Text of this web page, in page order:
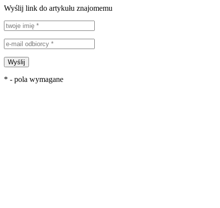
Wyślij link do artykułu znajomemu
Wyślij
* - pola wymagane